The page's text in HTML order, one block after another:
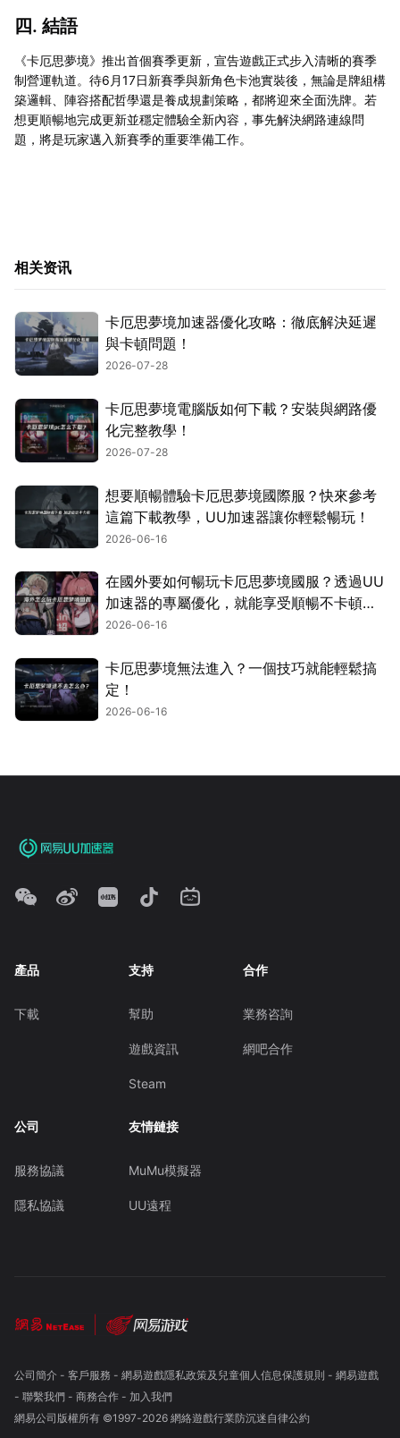
四. 結語
《卡厄思夢境》推出首個賽季更新，宣告遊戲正式步入清晰的賽季
制營運軌道。待6月17日新賽季與新角色卡池實裝後，無論是牌組構
築邏輯、陣容搭配哲學還是養成規劃策略，都將迎來全面洗牌。若
想更順暢地完成更新並穩定體驗全新內容，事先解決網路連線問
題，將是玩家邁入新賽季的重要準備工作。
相关资讯
卡厄思夢境加速器優化攻略：徹底解決延遲
與卡頓問題！
2026-07-28
卡厄思夢境電腦版如何下載？安裝與網路優
化完整教學！
2026-07-28
想要順暢體驗卡厄思夢境國際服？快來參考
這篇下載教學，UU加速器讓你輕鬆暢玩！
2026-06-16
在國外要如何暢玩卡厄思夢境國服？透過UU
加速器的專屬優化，就能享受順暢不卡頓的
遊玩體驗！
2026-06-16
卡厄思夢境無法進入？一個技巧就能輕鬆搞
定！
2026-06-16
產品
下載
支持
幫助
遊戲資訊
Steam
合作
業務咨詢
網吧合作
公司
服務協議
隱私協議
友情鏈接
MuMu模擬器
UU遠程
公司簡介- 客戶服務 - 網易遊戲隱私政策及兒童個人信息保護規則 - 網易遊戲
- 聯繫我們- 商務合作- 加入我們
網易公司版權所有 ©1997-2026 網絡遊戲行業防沉迷自律公約